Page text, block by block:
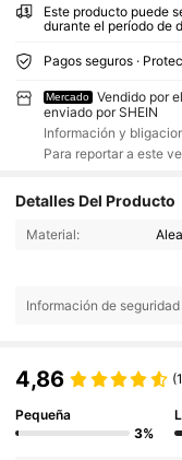
Este producto puede
durante el período de
Pagos seguros ·
Mercado
Vendido por
enviado por SHEIN
Información y
Para reportar a este
Detalles Del Producto
Material:
Información de
4,86
Pequeña
3%